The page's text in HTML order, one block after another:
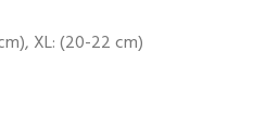
XL: (20-22 cm)